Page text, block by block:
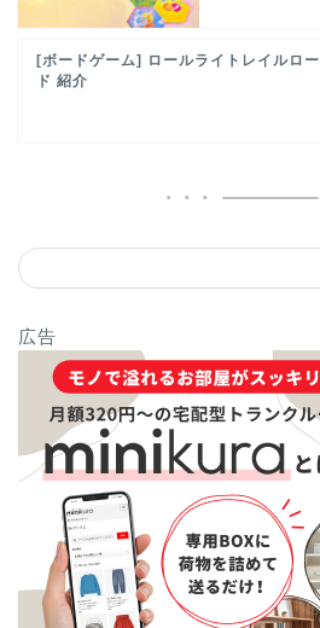
[ボードゲーム] ロールライトレイルロー
ド 紹介
広告